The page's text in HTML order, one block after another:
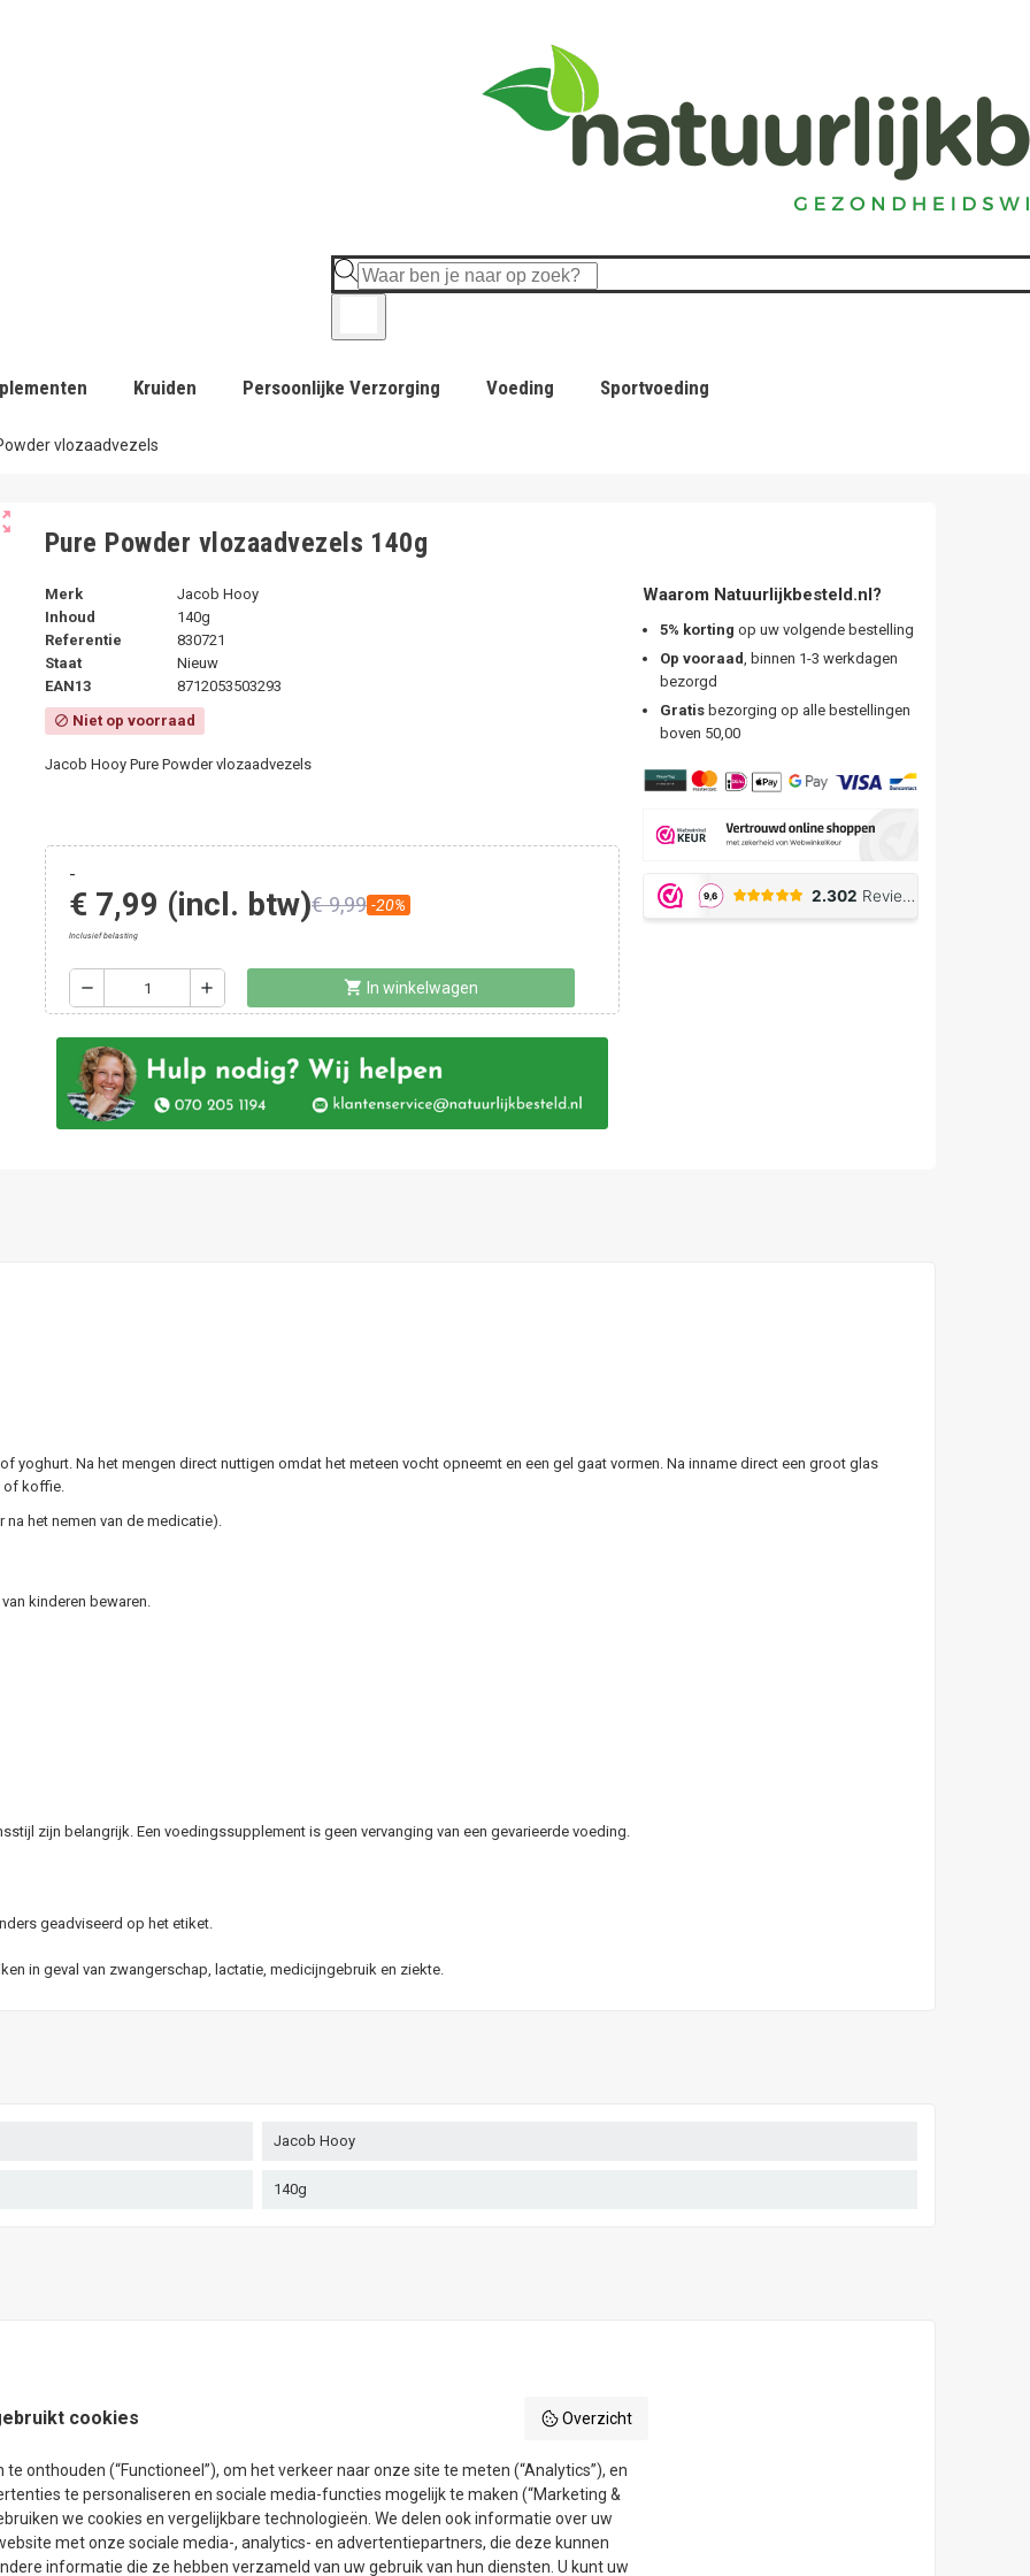
Kruiden Persoonlijke Verzorging Voeding Sportvoeding
vlozaadvezels
Pure Powder vlozaadvezels 140g
Merk
Jacob Hooy
Inhoud
140g
Referentie
830721
Staat
Nieuw
EAN13
8712053503293
block Niet op voorraad
Jacob Hooy Pure Powder vlozaadvezels
-
€ 7,99 (incl. btw)€ 9,99 -20%
Inclusief belasting
remove add shopping_cart In winkelwagen
Waarom Natuurlijkbesteld.nl?
5% korting op uw volgende bestelling
Op vooraad, binnen 1-3 werkdagen
bezorgd
Gratisbezorging op alle bestellingen
boven 50,00
yoghurt. Na het mengen direct nuttigen omdat het meteen vocht opneemt en een gel gaat vormen. Na inname direct een groot glas
of koffie.
het nemen van de medicatie).
kinderen bewaren.
zijn belangrijk. Een voedingssupplement is geen vervanging van een gevarieerde voeding.
geadviseerd op het etiket.
in geval van zwangerschap, lactatie, medicijngebruik en ziekte.
Jacob Hooy
140g
cookies Overzicht
te onthouden (“Functioneel”), om het verkeer naar onze site te meten (“Analytics”), en
te personaliseren en sociale media-functies mogelijk te maken (“Marketing &
we cookies en vergelijkbare technologieën. We delen ook informatie over uw
met onze sociale media-, analytics- en advertentiepartners, die deze kunnen
informatie die ze hebben verzameld van uw gebruik van hun diensten. U kunt uw